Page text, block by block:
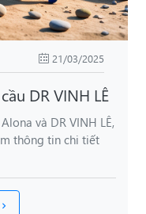
21/03/2025
DR VINH LÊ
thông tin chi tiết